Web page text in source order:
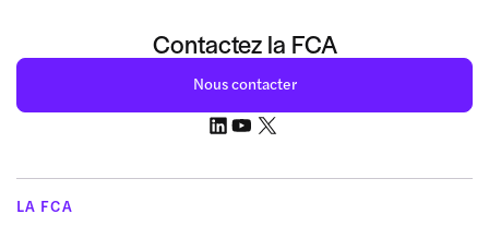
Contactez la FCA
Nous contacter
LA FCA